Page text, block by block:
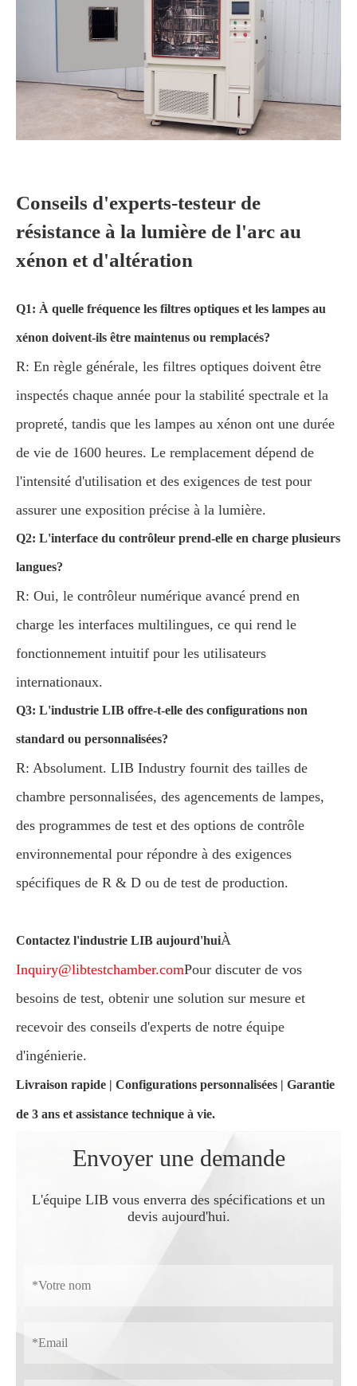
Conseils d'experts-testeur de
résistance à la lumière de l'arc au
xénon et d'altération
Q1: À quelle fréquence les filtres optiques et les lampes au
xénon doivent-ils être maintenus ou remplacés?
R: En règle générale, les filtres optiques doivent être
inspectés chaque année pour la stabilité spectrale et la
propreté, tandis que les lampes au xénon ont une durée
de vie de 1600 heures. Le remplacement dépend de
l'intensité d'utilisation et des exigences de test pour
assurer une exposition précise à la lumière.
Q2: L'interface du contrôleur prend-elle en charge plusieurs
langues?
R: Oui, le contrôleur numérique avancé prend en
charge les interfaces multilingues, ce qui rend le
fonctionnement intuitif pour les utilisateurs
internationaux.
Q3: L'industrie LIB offre-t-elle des configurations non
standard ou personnalisées?
R: Absolument. LIB Industry fournit des tailles de
chambre personnalisées, des agencements de lampes,
des programmes de test et des options de contrôle
environnemental pour répondre à des exigences
spécifiques de R & D ou de test de production.
Contactez l'industrie LIB aujourd'huiÀ
Inquiry@libtestchamber.comPour discuter de vos
besoins de test, obtenir une solution sur mesure et
recevoir des conseils d'experts de notre équipe
d'ingénierie.
Livraison rapide | Configurations personnalisées | Garantie
de 3 ans et assistance technique à vie.
Envoyer une demande
L'équipe LIB vous enverra des spécifications et un
devis aujourd'hui.